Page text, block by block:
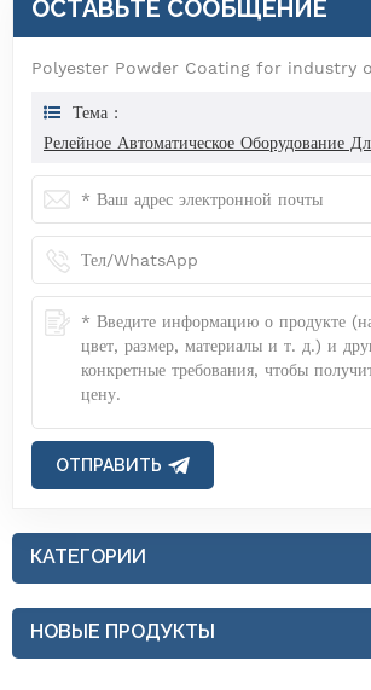
ОСТАВЬТЕ СООБЩЕНИЕ
Polyester Powder Coating for industry
Тема :
ОТПРАВИТЬ
КАТЕГОРИИ
НОВЫЕ ПРОДУКТЫ